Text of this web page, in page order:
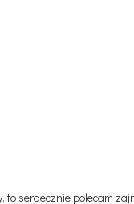
to serdecznie polecam